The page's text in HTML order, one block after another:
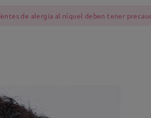
de alergia al níquel deben tener